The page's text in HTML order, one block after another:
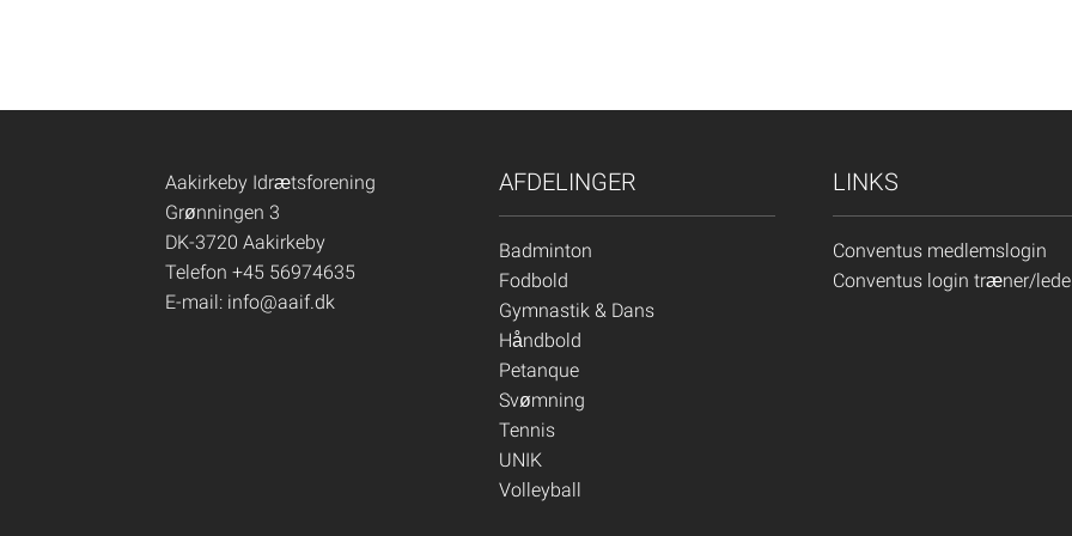
Aakirkeby Idrætsforening
Grønningen 3
DK-3720 Aakirkeby
Telefon +45 56974635
E-mail: info@aaif.dk
AFDELINGER
Badminton
Fodbold
Gymnastik & Dans
Håndbold
Petanque
Svømning
Tennis
UNIK
Volleyball
LINKS
Conventus medlemslogin
Conventus login træner/